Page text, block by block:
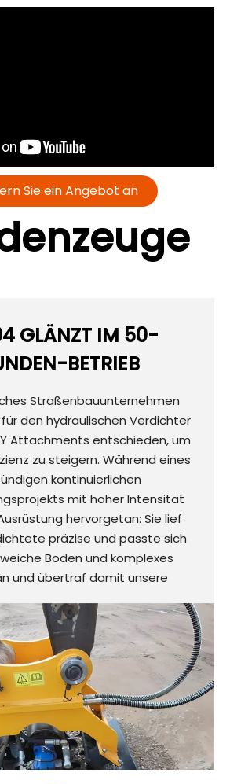
Sie ein Angebot an
GLÄNZT IM 50-
BETRIEB
Straßenbauunternehmen
den hydraulischen Verdichter
Attachments entschieden, um
zu steigern. Während eines
kontinuierlichen
mit hoher Intensität
hervorgetan: Sie lief
präzise und passte sich
Böden und komplexes
und übertraf damit unsere
weitem.
leistete das
von RAY außergewöhnliche
– es erläuterte geduldig die
und Wartungsrichtlinien,
Tipps und Fehlerbehebung.
dass unsere Techniker es
und zuverlässig arbeiteten,